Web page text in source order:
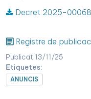
Decret 2025-
Registre de
Publicat 13/11/25
Etiquetes:
ANUNCIS